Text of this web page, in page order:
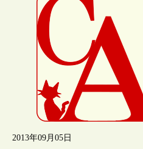
2013年09月05日